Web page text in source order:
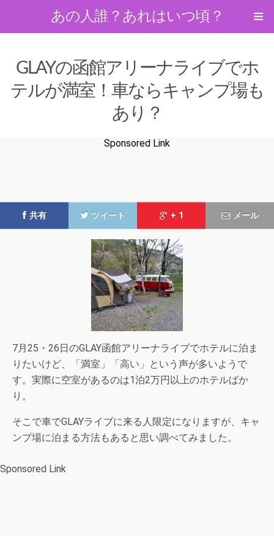
あの人誰？あれはいつ頃？
GLAYの函館アリーナライブでホ
テルが満室！車ならキャンプ場も
あり？
Sponsored Link
共有 ツイート + 1 メール
7月25・26日のGLAY函館アリーナライブでホテルに泊ま
りたいけど、「満室」「高い」という声が多いようで
す。実際に空室があるのは1泊2万円以上のホテルばか
り。
そこで車でGLAYライブに来る人限定になりますが、キャ
ンプ場に泊まる方法もあると思い調べてみました。
Sponsored Link